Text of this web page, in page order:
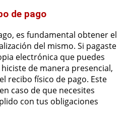
de pago
es fundamental obtener el
del mismo. Si pagaste
electrónica que puedes
de manera presencial,
recibo físico de pago. Este
caso de que necesites
con tus obligaciones